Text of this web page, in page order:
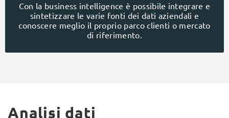
Con la business intelligence è possibile integrare e
sintetizzare le varie fonti dei dati aziendali e
conoscere meglio il proprio parco clienti o mercato
di riferimento.
Analisi dati